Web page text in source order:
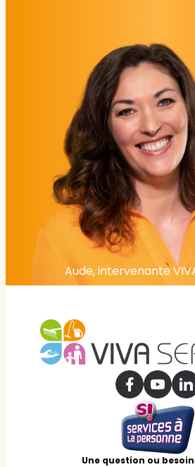
Aude, intervenante
Une question ou besoin